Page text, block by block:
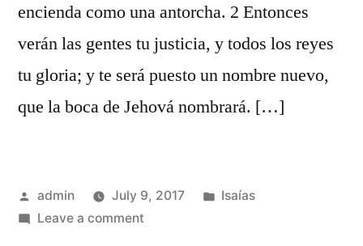
encienda como una antorcha. 2 Entonces
verán las gentes tu justicia, y todos los reyes
tu gloria; y te será puesto un nombre nuevo,
que la boca de Jehová nombrará. […]
Posted
by
admin July 9, 2017
Posted
Isaías
Leave a commenton